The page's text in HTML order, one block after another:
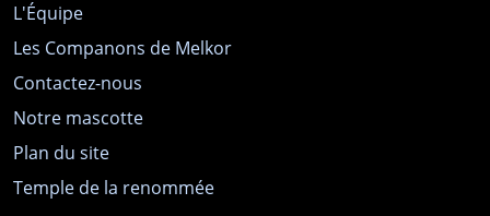
L'Équipe
Les Companons de Melkor
Contactez-nous
Notre mascotte
Plan du site
Temple de la renommée